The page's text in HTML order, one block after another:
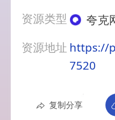
资源类型
夸克
资源地址 https://
7520
复制分享